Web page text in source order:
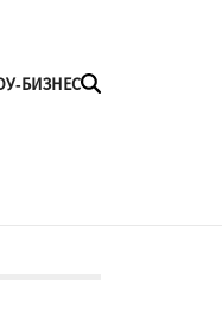
БИЗНЕС